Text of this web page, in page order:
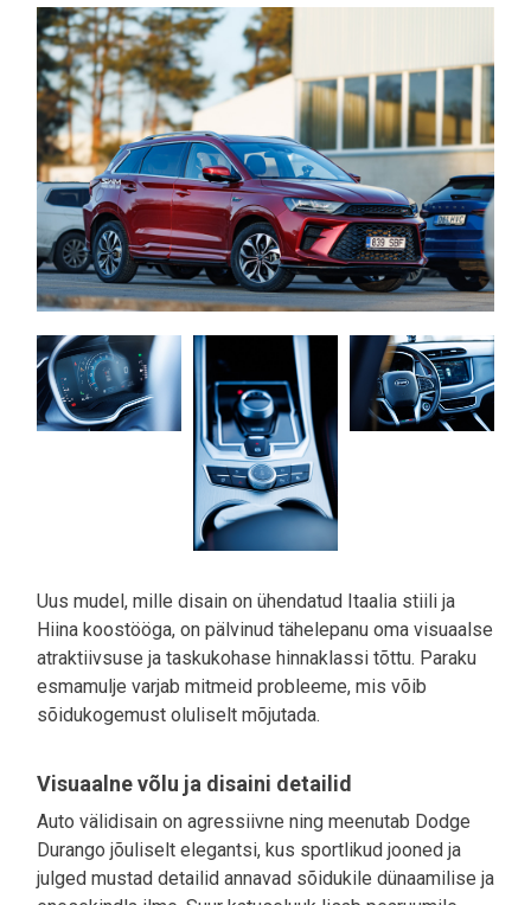
Pilt
Uus mudel, mille disain on ühendatud Itaalia stiili ja
Hiina koostööga, on pälvinud tähelepanu oma visuaalse
atraktiivsuse ja taskukohase hinnaklassi tõttu. Paraku
esmamulje varjab mitmeid probleeme, mis võib
sõidukogemust oluliselt mõjutada.
Visuaalne võlu ja disaini detailid
Auto välidisain on agressiivne ning meenutab Dodge
Durango jõuliselt elegantsi, kus sportlikud jooned ja
julged mustad detailid annavad sõidukile dünaamilise ja